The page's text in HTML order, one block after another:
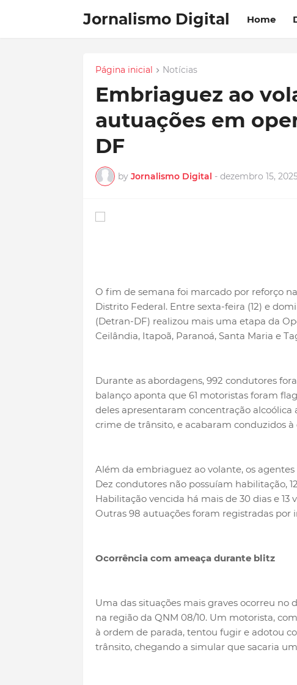
Jornalismo Digital Home
Página inicial Notícias
Embriaguez ao
autuações em
DF
by Jornalismo Digital - dezembro 15,
O fim de semana foi marcado por reforço
Distrito Federal. Entre sexta-feira (12) e
(Detran-DF) realizou mais uma etapa da
Ceilândia, Itapoã, Paranoá, Santa Maria e
Durante as abordagens, 992 condutores
balanço aponta que 61 motoristas foram
deles apresentaram concentração
crime de trânsito, e acabaram conduzidos à
Além da embriaguez ao volante, os
Dez condutores não possuíam habilitação,
Habilitação vencida há mais de 30 dias e
Outras 98 autuações foram registradas por
Ocorrência com ameaça durante blitz
Uma das situações mais graves ocorreu
na região da QNM 08/10. Um motorista,
à ordem de parada, tentou fugir e adotou
trânsito, chegando a simular que sacaria